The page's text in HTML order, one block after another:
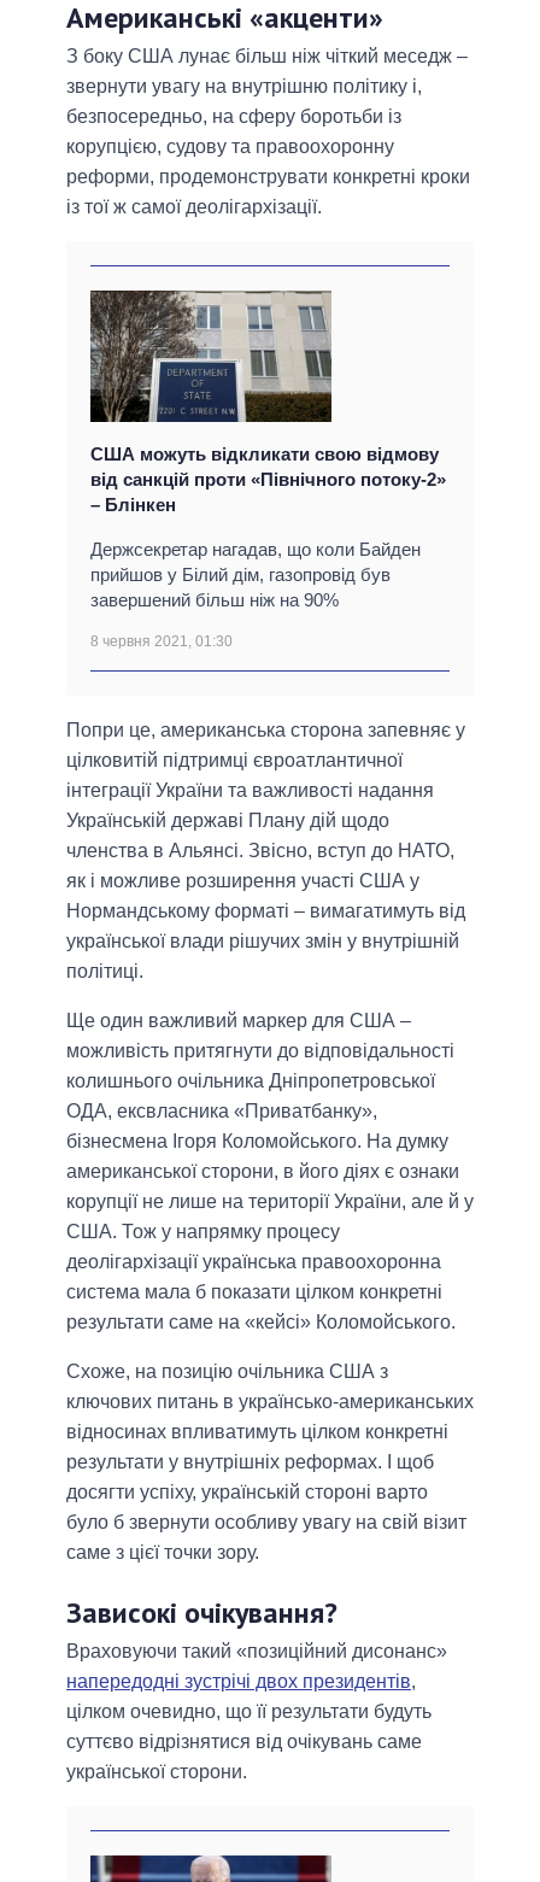
Американські «акценти»
З боку США лунає більш ніж чіткий меседж –
звернути увагу на внутрішню політику і,
безпосередньо, на сферу боротьби із
корупцією, судову та правоохоронну
реформи, продемонструвати конкретні кроки
із тої ж самої деолігархізації.
США можуть відкликати свою відмову
від санкцій проти «Північного потоку-2»
– Блінкен
Держсекретар нагадав, що коли Байден
прийшов у Білий дім, газопровід був
завершений більш ніж на 90%
8 червня 2021, 01:30
Попри це, американська сторона запевняє у
цілковитій підтримці євроатлантичної
інтеграції України та важливості надання
Українській державі Плану дій щодо
членства в Альянсі. Звісно, вступ до НАТО,
як і можливе розширення участі США у
Нормандському форматі – вимагатимуть від
української влади рішучих змін у внутрішній
політиці.
Ще один важливий маркер для США –
можливість притягнути до відповідальності
колишнього очільника Дніпропетровської
ОДА, ексвласника «Приватбанку»,
бізнесмена Ігоря Коломойського. На думку
американської сторони, в його діях є ознаки
корупції не лише на території України, але й у
США. Тож у напрямку процесу
деолігархізації українська правоохоронна
система мала б показати цілком конкретні
результати саме на «кейсі» Коломойського.
Схоже, на позицію очільника США з
ключових питань в українсько-американських
відносинах впливатимуть цілком конкретні
результати у внутрішніх реформах. І щоб
досягти успіху, українській стороні варто
було б звернути особливу увагу на свій візит
саме з цієї точки зору.
Зависокі очікування?
Враховуючи такий «позиційний дисонанс»
напередодні зустрічі двох президентів,
цілком очевидно, що її результати будуть
суттєво відрізнятися від очікувань саме
української сторони.